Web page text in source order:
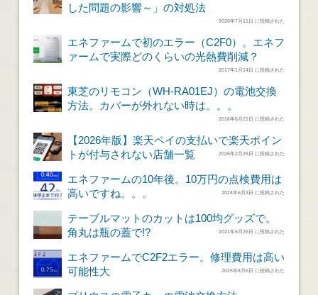
した問題の影響～」の対処法
2026年7月11日 に投稿された
エネファームで初のエラー（C2F0）。エネフ
ァームで実際どのくらいの光熱費削減？
2017年1月14日 に投稿された
東芝のリモコン（WH-RA01EJ）の電池交換
方法。カバーが外れない時は。。。
2016年6月21日 に投稿された
【2026年版】楽天ペイの支払いで楽天ポイン
トが付与されない店舗一覧
2026年2月25日 に投稿された
エネファームの10年後。10万円の点検費用は
高いですね。。。
2024年6月3日 に投稿された
テーブルマットのカットは100均グッズで。
角丸は瓶の蓋で!?
2021年6月26日 に投稿された
エネファームでC2F2エラー。修理費用は高い
可能性大
2025年8月6日 に投稿された